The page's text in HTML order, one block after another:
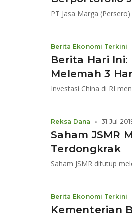
Berita Hari Ini:
Melemah 3
Berita Ekonomi Terkini
Saham JSMR
Terdongkrak
Saham JSMR ditutup
Reksa Dana • 31 Jul
Kementerian
Berita Ekonomi Terkini